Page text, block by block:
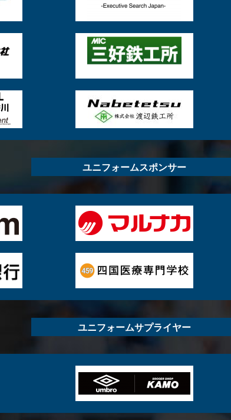
ユニフォームスポンサー
ユニフォームサプライヤー